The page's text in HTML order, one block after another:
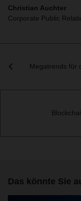
Christian Auchter
Corporate Public
Megatrends für
Das könnte Sie